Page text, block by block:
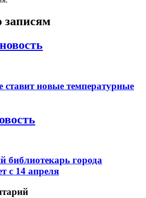
записям
ставит новые температурные
библиотекарь города
с 14 апреля